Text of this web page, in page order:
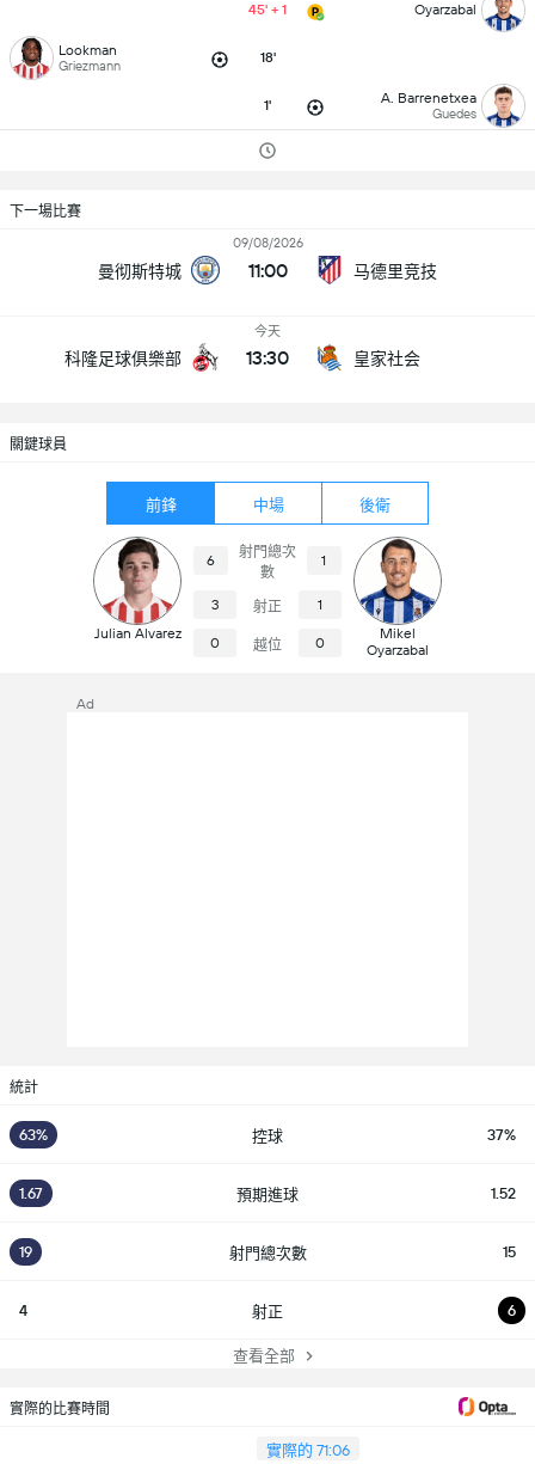
45' + 1 Oyarzabal
Lookman
Griezmann 18'
1' A. Barrenetxea
Guedes
下一場比賽
曼彻斯特城
09/08/2026
11:00 马德里竞技
科隆足球俱樂部
今天
13:30 皇家社会
關鍵球員
前鋒 中場 後衛
Julian Alvarez
6
射門總次
數
1
3 射正 1
0 越位 0
Mikel
Oyarzabal
統計
63% 控球 37%
1.67 預期進球 1.52
19 射門總次數 15
4 射正 6
查看全部
實際的比賽時間
實際的 71:06
Ad